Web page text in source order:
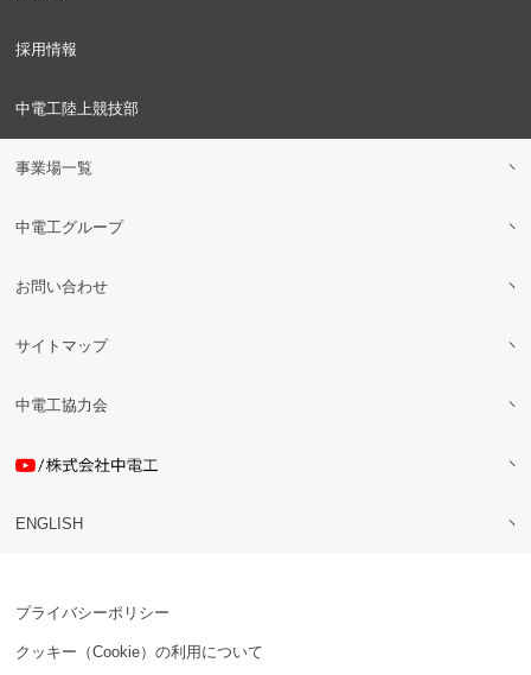
採用情報
中電工陸上競技部
事業場一覧
中電工グループ
お問い合わせ
サイトマップ
中電工協力会
ENGLISH
プライバシーポリシー
クッキー（Cookie）の利用について